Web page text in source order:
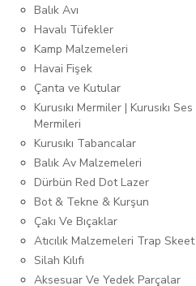
Balık Avı
Havalı Tüfekler
Kamp Malzemeleri
Havai Fişek
Çanta ve Kutular
Kurusıkı Mermiler | Kurusıkı Ses
Mermileri
Kurusıkı Tabancalar
Balık Av Malzemeleri
Dürbün Red Dot Lazer
Bot & Tekne & Kurşun
Çakı Ve Bıçaklar
Atıcılık Malzemeleri Trap Skeet
Silah Kılıfı
Aksesuar Ve Yedek Parçalar